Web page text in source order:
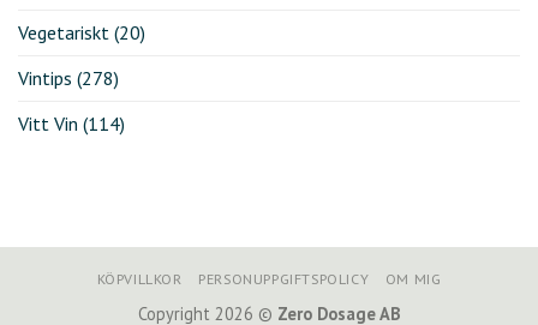
Vegetariskt (20)
Vintips (278)
Vitt Vin (114)
KÖPVILLKOR PERSONUPPGIFTSPOLICY OM MIG
Copyright 2026 © Zero Dosage AB